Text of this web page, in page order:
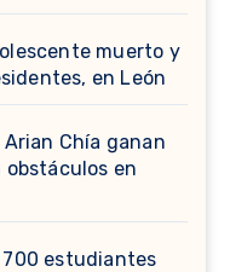
muerto y
en León
Chía ganan
obstáculos en
700 estudiantes